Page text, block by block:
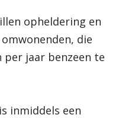
opheldering en
die
per jaar benzeen te
inmiddels een